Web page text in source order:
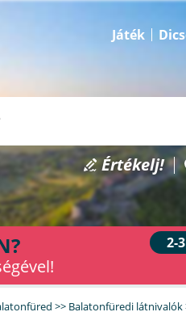
Játék
Értékelj!
2-
>> Balatonfüredi látnivalók